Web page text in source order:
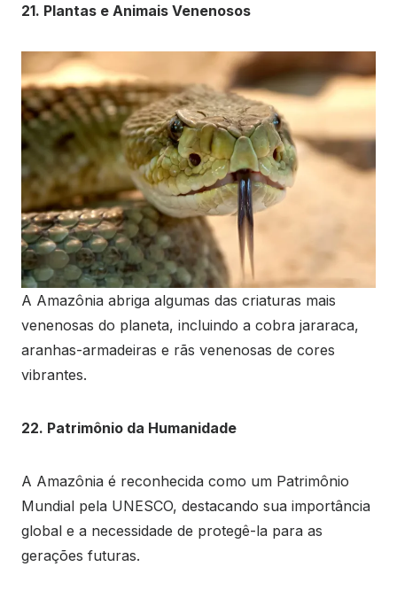
21. Plantas e Animais Venenosos
A Amazônia abriga algumas das criaturas mais
venenosas do planeta, incluindo a cobra jararaca,
aranhas-armadeiras e rãs venenosas de cores
vibrantes.
22. Patrimônio da Humanidade
A Amazônia é reconhecida como um Patrimônio
Mundial pela UNESCO, destacando sua importância
global e a necessidade de protegê-la para as
gerações futuras.